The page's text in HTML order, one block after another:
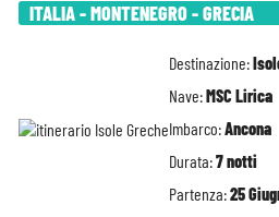
ITALIA - MONTENEGRO - GRECIA
Destinazione:
Nave:MSC Lirica
Imbarco:Ancona
Durata:7 notti
Partenza:25